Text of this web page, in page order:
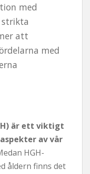
med
att
med
är ett viktigt
av vår
HGH-
åldern finns det